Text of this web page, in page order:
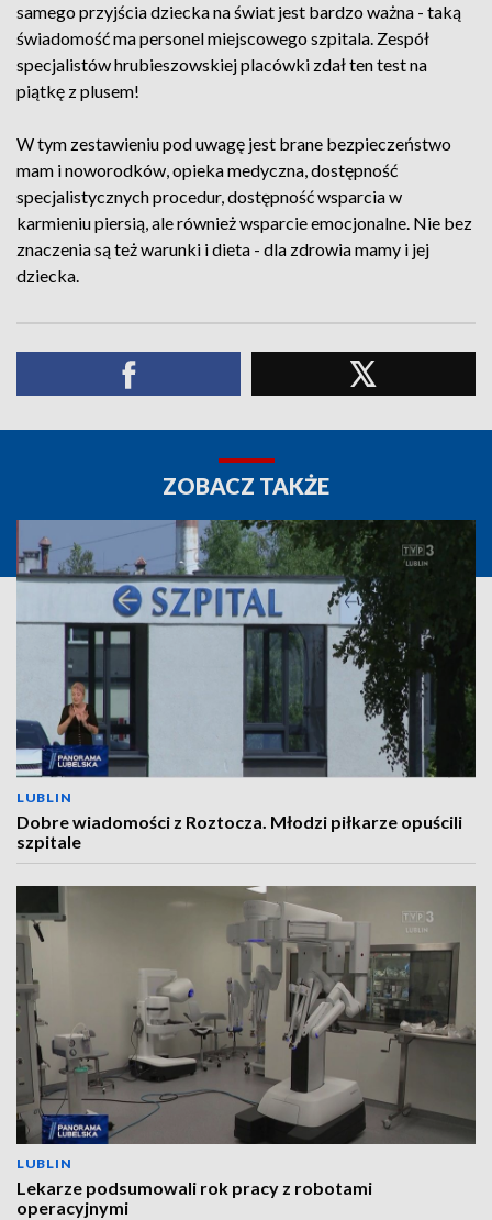
samego przyjścia dziecka na świat jest bardzo ważna - taką
świadomość ma personel miejscowego szpitala. Zespół
specjalistów hrubieszowskiej placówki zdał ten test na
piątkę z plusem!
W tym zestawieniu pod uwagę jest brane bezpieczeństwo
mam i noworodków, opieka medyczna, dostępność
specjalistycznych procedur, dostępność wsparcia w
karmieniu piersią, ale również wsparcie emocjonalne. Nie bez
znaczenia są też warunki i dieta - dla zdrowia mamy i jej
dziecka.
ZOBACZ TAKŻE
LUBLIN
Dobre wiadomości z Roztocza. Młodzi piłkarze opuścili
szpitale
LUBLIN
Lekarze podsumowali rok pracy z robotami
operacyjnymi